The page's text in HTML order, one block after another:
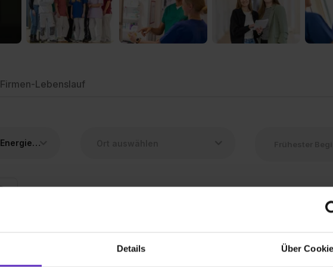
Details Über
Firmen-Lebenslauf
Elektroniker/in für Energie- und Gebäudetechnik
Deine Suche ergab leider keine Treffer.
Aber sieh dir doch einmal die ähnlichen Berufe an.